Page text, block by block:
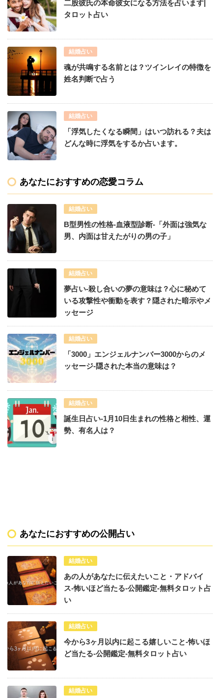
二股彼氏の本命彼女になる方法を占います|
タロット占い
結婚占い
魂が共鳴する名前とは？ツインレイの特徴を
姓名判断で占う
結婚占い
「浮気したくなる瞬間」はいつ訪れる？夫は
どんな時に浮気をするか占います。
あなたにおすすめの恋愛コラム
結婚占い
B型男性の性格-血液型診断-「外面は強気な
男、内面は甘えたがりの男の子」
結婚占い
夢占い-殺し合いの夢の意味は？心に秘めて
いる攻撃性や衝動を表す？隠された暗示やメ
ッセージ
結婚占い
「3000」エンジェルナンバー3000からのメ
ッセージ-隠された本当の意味は？
結婚占い
誕生日占い-1月10日生まれの性格と相性、運
勢、有名人は？
あなたにおすすめの公開占い
結婚占い
あの人があなたに伝えたいこと・アドバイ
ス-怖いほど当たる-公開鑑定-無料タロット占
い
結婚占い
今から3ヶ月以内に起こる嬉しいこと-怖いほ
ど当たる-公開鑑定-無料タロット占い
結婚占い